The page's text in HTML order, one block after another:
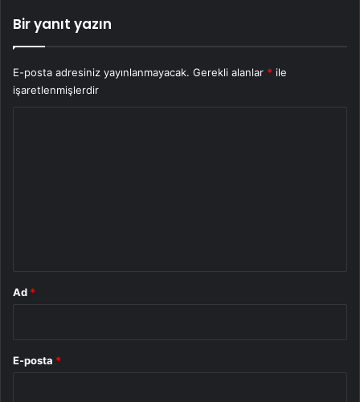
Bir yanıt yazın
E-posta adresiniz yayınlanmayacak. Gerekli alanlar * ile
işaretlenmişlerdir
Ad *
E-posta *